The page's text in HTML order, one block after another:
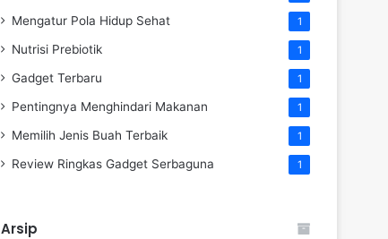
Mengatur Pola Hidup Sehat 1
Nutrisi Prebiotik 1
Gadget Terbaru 1
Pentingnya Menghindari Makanan 1
Memilih Jenis Buah Terbaik 1
Review Ringkas Gadget Serbaguna 1
Arsip